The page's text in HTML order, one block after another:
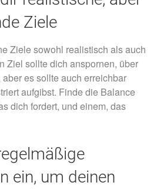
Ziele
Ziele sowohl realistisch als auch
Ziel sollte dich anspornen, über
es sollte auch erreichbar
aufgibst. Finde die Balance
dich fordert, und einem, das
ein, um deinen